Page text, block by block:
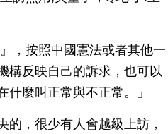
，按照中國憲法或者其他一
構反映自己的訴求，也可以
麼叫正常與不正常。」
，很少有人會越級上訪，